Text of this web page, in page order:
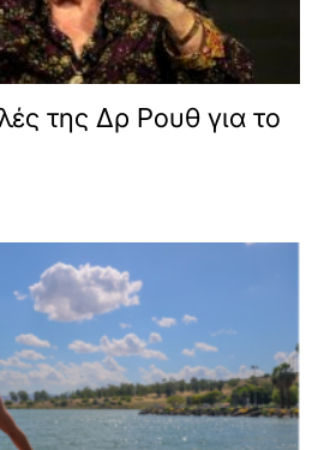
της Δρ Ρουθ για το